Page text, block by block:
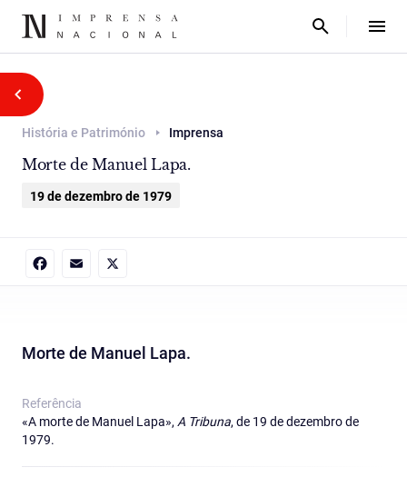
História e Património Imprensa
Morte de Manuel Lapa.
19 de dezembro de 1979
Morte de Manuel Lapa.
Referência
«A morte de Manuel Lapa», A Tribuna, de 19 de dezembro de
1979.